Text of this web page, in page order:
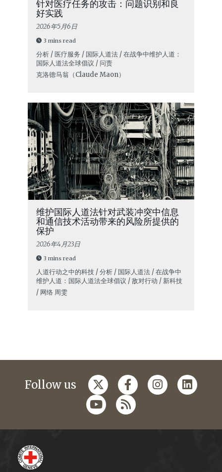
针对医疗任务的攻击：问题识别和良
好实践
2026年5月6日
3 mins read
分析 / 医疗服务 / 国际人道法 / 在战争中维护人道：
国际人道法全球倡议 / 问责
克洛德·马翁（Claude Maon）
维护国际人道法针对武装冲突中信息
和通信技术活动带来的风险所提供的
保护
2026年4月23日
3 mins read
人道行动之中的科技 / 分析 / 国际人道法 / 在战争中
维护人道：国际人道法全球倡议 / 敌对行动 / 新科技
/ 网络 周雯
Follow us